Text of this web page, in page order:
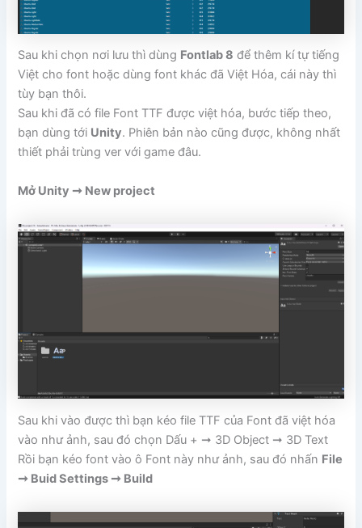
Sau khi chọn nơi lưu thì dùng Fontlab 8 để thêm kí tự tiếng
Việt cho font hoặc dùng font khác đã Việt Hóa, cái này thì
tùy bạn thôi.
Sau khi đã có file Font TTF được việt hóa, bước tiếp theo,
bạn dùng tới Unity. Phiên bản nào cũng được, không nhất
thiết phải trùng ver với game đâu.
Mở Unity ➞ New project
Sau khi vào được thì bạn kéo file TTF của Font đã việt hóa
vào như ảnh, sau đó chọn Dấu + ➞ 3D Object ➞ 3D Text
Rồi bạn kéo font vào ô Font này như ảnh, sau đó nhấn File
➞ Buid Settings ➞ Build